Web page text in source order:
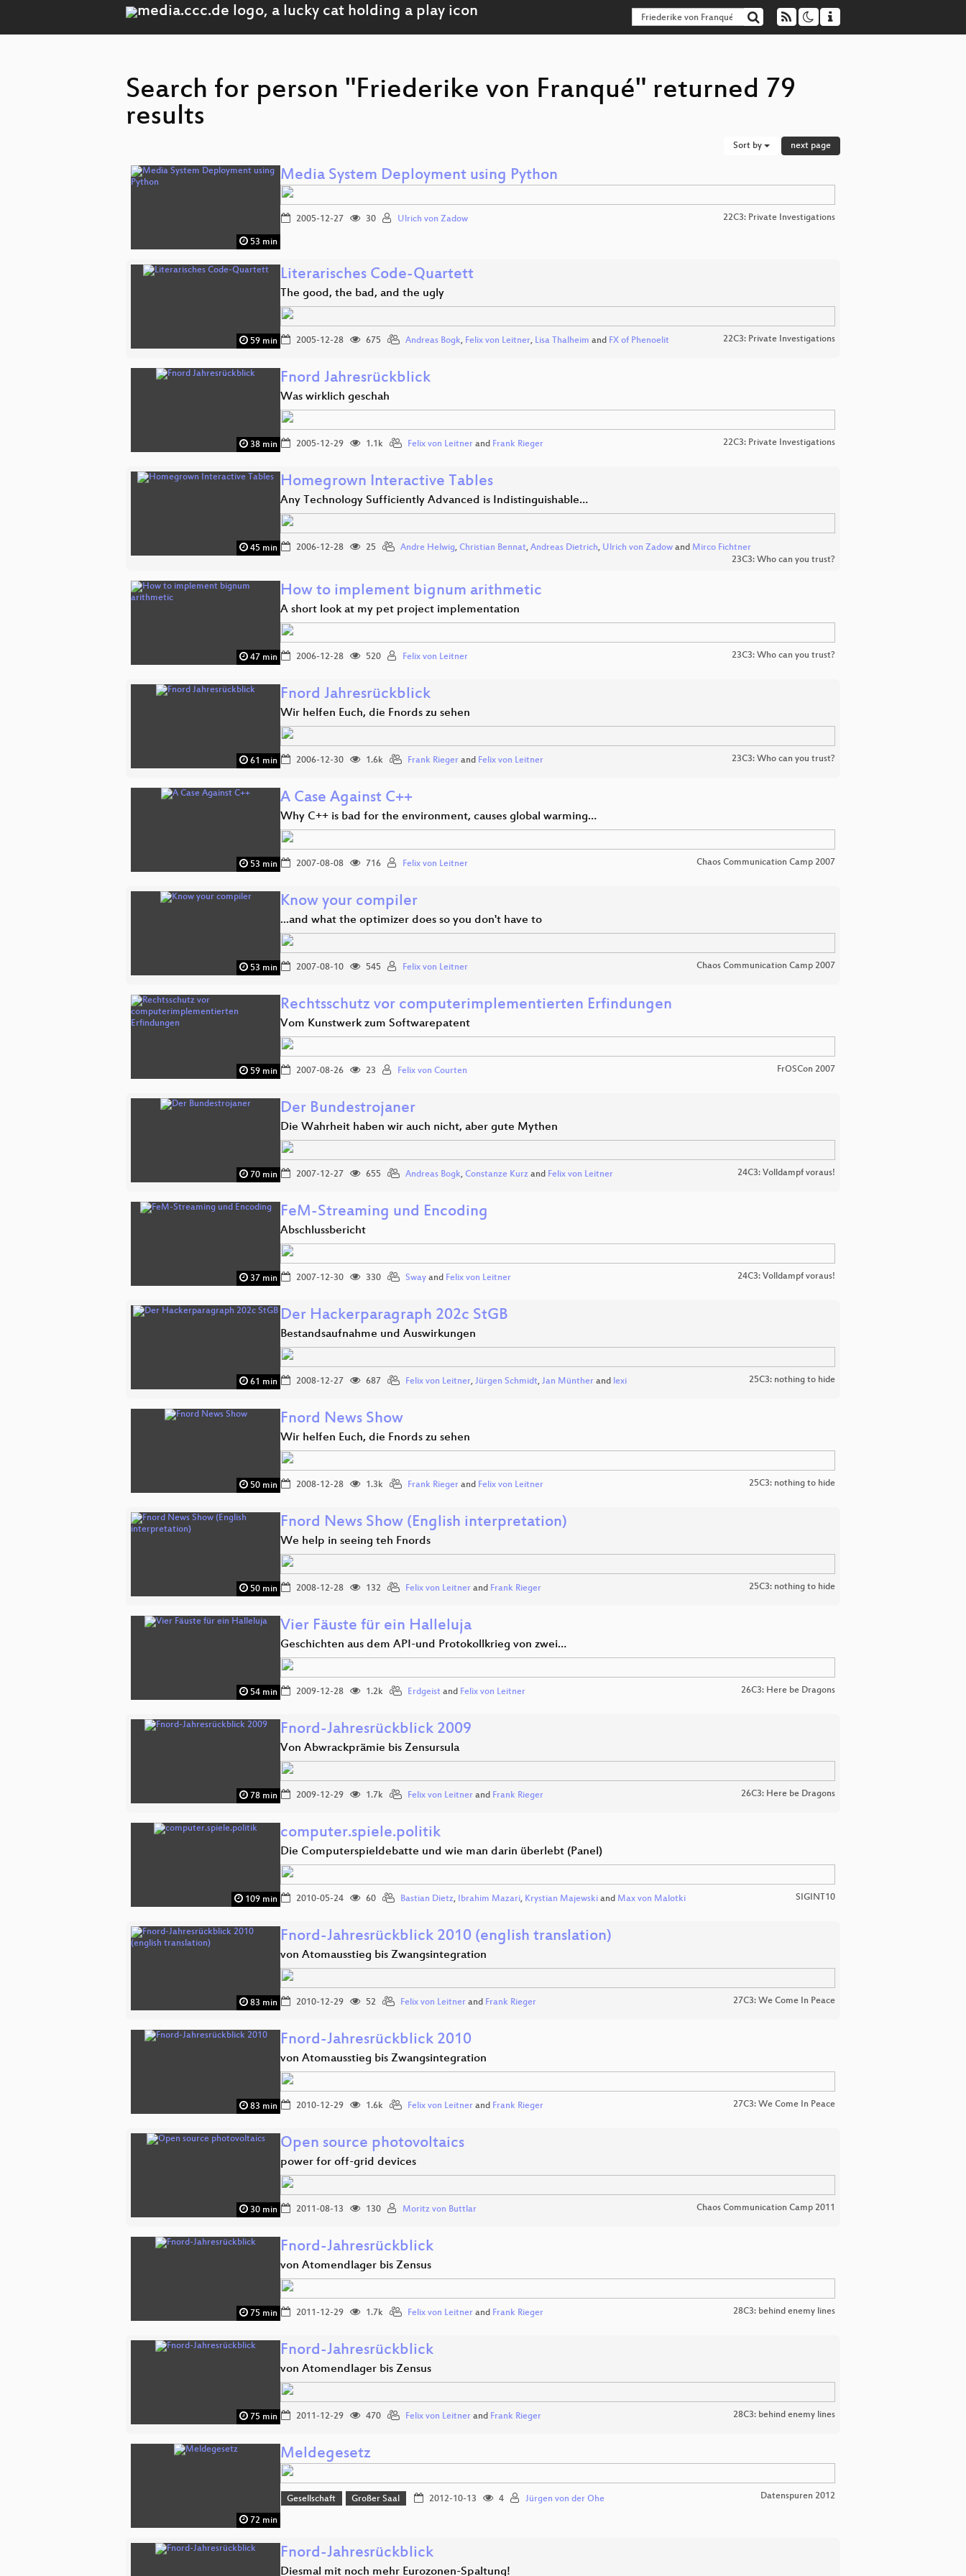
Search for person "Friederike von Franqué" returned 79
results
Sort by next page
53 min
Media System Deployment using Python
2005-12-27 30 Ulrich von Zadow 22C3: Private Investigations
59 min
Literarisches Code-Quartett
The good, the bad, and the ugly
2005-12-28 675 Andreas Bogk, Felix von Leitner, Lisa Thalheim and FX of Phenoelit 22C3: Private Investigations
38 min
Fnord Jahresrückblick
Was wirklich geschah
2005-12-29 1.1k Felix von Leitner and Frank Rieger 22C3: Private Investigations
45 min
Homegrown Interactive Tables
Any Technology Sufficiently Advanced is Indistinguishable…
2006-12-28 25 Andre Helwig, Christian Bennat, Andreas Dietrich, Ulrich von Zadow and Mirco Fichtner
23C3: Who can you trust?
47 min
How to implement bignum arithmetic
A short look at my pet project implementation
2006-12-28 520 Felix von Leitner 23C3: Who can you trust?
61 min
Fnord Jahresrückblick
Wir helfen Euch, die Fnords zu sehen
2006-12-30 1.6k Frank Rieger and Felix von Leitner 23C3: Who can you trust?
53 min
A Case Against C++
Why C++ is bad for the environment, causes global warming…
2007-08-08 716 Felix von Leitner Chaos Communication Camp 2007
53 min
Know your compiler
...and what the optimizer does so you don't have to
2007-08-10 545 Felix von Leitner Chaos Communication Camp 2007
59 min
Rechtsschutz vor computerimplementierten Erfindungen
Vom Kunstwerk zum Softwarepatent
2007-08-26 23 Felix von Courten FrOSCon 2007
70 min
Der Bundestrojaner
Die Wahrheit haben wir auch nicht, aber gute Mythen
2007-12-27 655 Andreas Bogk, Constanze Kurz and Felix von Leitner 24C3: Volldampf voraus!
37 min
FeM-Streaming und Encoding
Abschlussbericht
2007-12-30 330 Sway and Felix von Leitner 24C3: Volldampf voraus!
61 min
Der Hackerparagraph 202c StGB
Bestandsaufnahme und Auswirkungen
2008-12-27 687 Felix von Leitner, Jürgen Schmidt, Jan Münther and lexi 25C3: nothing to hide
50 min
Fnord News Show
Wir helfen Euch, die Fnords zu sehen
2008-12-28 1.3k Frank Rieger and Felix von Leitner 25C3: nothing to hide
50 min
Fnord News Show (English interpretation)
We help in seeing teh Fnords
2008-12-28 132 Felix von Leitner and Frank Rieger 25C3: nothing to hide
54 min
Vier Fäuste für ein Halleluja
Geschichten aus dem API-und Protokollkrieg von zwei…
2009-12-28 1.2k Erdgeist and Felix von Leitner 26C3: Here be Dragons
78 min
Fnord-Jahresrückblick 2009
Von Abwrackprämie bis Zensursula
2009-12-29 1.7k Felix von Leitner and Frank Rieger 26C3: Here be Dragons
109 min
computer.spiele.politik
Die Computerspieldebatte und wie man darin überlebt (Panel)
2010-05-24 60 Bastian Dietz, Ibrahim Mazari, Krystian Majewski and Max von Malotki SIGINT10
83 min
Fnord-Jahresrückblick 2010 (english translation)
von Atomausstieg bis Zwangsintegration
2010-12-29 52 Felix von Leitner and Frank Rieger 27C3: We Come In Peace
83 min
Fnord-Jahresrückblick 2010
von Atomausstieg bis Zwangsintegration
2010-12-29 1.6k Felix von Leitner and Frank Rieger 27C3: We Come In Peace
30 min
Open source photovoltaics
power for off-grid devices
2011-08-13 130 Moritz von Buttlar Chaos Communication Camp 2011
75 min
Fnord-Jahresrückblick
von Atomendlager bis Zensus
2011-12-29 1.7k Felix von Leitner and Frank Rieger 28C3: behind enemy lines
75 min
Fnord-Jahresrückblick
von Atomendlager bis Zensus
2011-12-29 470 Felix von Leitner and Frank Rieger 28C3: behind enemy lines
72 min
Meldegesetz
Gesellschaft Großer Saal 2012-10-13 4 Jürgen von der Ohe Datenspuren 2012
Fnord-Jahresrückblick
Diesmal mit noch mehr Eurozonen-Spaltung!